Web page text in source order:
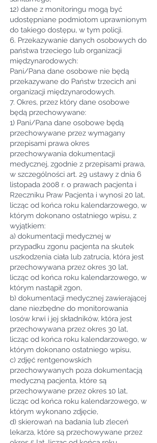
12) dane z monitoringu mogą być
udostępniane podmiotom uprawnionym
do takiego dostępu, w tym policji.
6. Przekazywanie danych osobowych do
państwa trzeciego lub organizacji
międzynarodowych:
Pani/Pana dane osobowe nie będą
przekazywane do Państw trzecich ani
organizacji międzynarodowych.
7. Okres, przez który dane osobowe
będą przechowywane:
1) Pani/Pana dane osobowe będą
przechowywane przez wymagany
przepisami prawa okres
przechowywania dokumentacji
medycznej, zgodnie z przepisami prawa,
w szczególności art. 29 ustawy z dnia 6
listopada 2008 r. o prawach pacjenta i
Rzeczniku Praw Pacjenta i wynosi 20 lat,
licząc od końca roku kalendarzowego, w
którym dokonano ostatniego wpisu, z
wyjątkiem:
a) dokumentacji medycznej w
przypadku zgonu pacjenta na skutek
uszkodzenia ciała lub zatrucia, która jest
przechowywana przez okres 30 lat,
licząc od końca roku kalendarzowego, w
którym nastąpił zgon,
b) dokumentacji medycznej zawierającej
dane niezbędne do monitorowania
losów krwi i jej składników, która jest
przechowywana przez okres 30 lat,
licząc od końca roku kalendarzowego, w
którym dokonano ostatniego wpisu,
c) zdjęć rentgenowskich
przechowywanych poza dokumentacją
medyczną pacjenta, które są
przechowywane przez okres 10 lat,
licząc od końca roku kalendarzowego, w
którym wykonano zdjęcie,
d) skierowań na badania lub zleceń
lekarza, które są przechowywane przez